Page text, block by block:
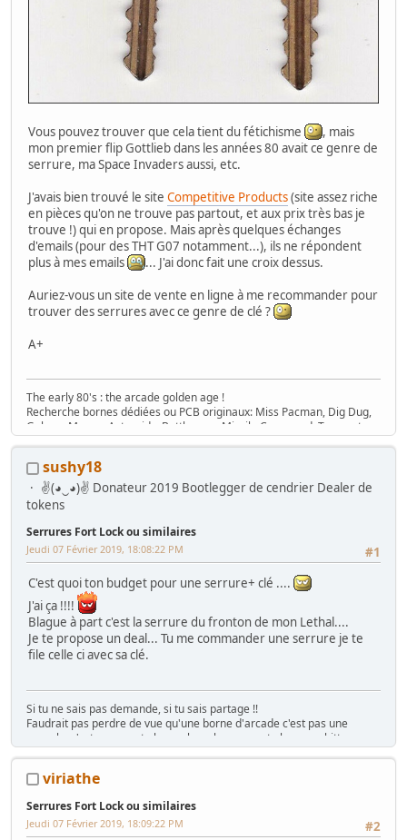
Vous pouvez trouver que cela tient du fétichisme
, mais
mon premier flip Gottlieb dans les années 80 avait ce genre de
serrure, ma Space Invaders aussi, etc.
J'avais bien trouvé le site Competitive Products(site assez riche
en pièces qu'on ne trouve pas partout, et aux prix très bas je
trouve !) qui en propose. Mais après quelques échanges
d'emails (pour des THT G07 notamment...), ils ne répondent
plus à mes emails
... J'ai donc fait une croix dessus.
Auriez-vous un site de vente en ligne à me recommander pour
trouver des serrures avec ce genre de clé ?
A+
The early 80's : the arcade golden age !
Recherche bornes dédiées ou PCB originaux: Miss Pacman, Dig Dug,
Galaga, Mappy, Asteroids, Battlezone, Missile Command, Tempest,
Star Wars, Donkey Kong (+ Jr), Mario Bros, Moon Patrol, Defender,
Gottlieb des années 80 (Spirit, Amazon Hunt, ...), Baby Pac Man.
Divers : Ice Cold Beer =>Trois fois rien quoi !
Maséance sur le divan
sushy18
✌(◕‿◕)✌ Donateur 2019 Bootlegger de cendrier Dealer de
tokens
Serrures Fort Lock ou similaires
#1
Jeudi 07 Février 2019, 18:08:22 PM
C'est quoi ton budget pour une serrure+ clé ....
J'ai ça !!!!
Blague à part c'est la serrure du fronton de mon Lethal....
Je te propose un deal... Tu me commander une serrure je te
file celle ci avec sa clé.
Si tu ne sais pas demande, si tu sais partage !!
Faudrait pas perdre de vue qu'une borne d'arcade c'est pas une
console, c'est rarement plug n play, plus souvent plug n pschitt...
(Funkycochise 2008)
viriathe
Serrures Fort Lock ou similaires
#2
Jeudi 07 Février 2019, 18:09:22 PM